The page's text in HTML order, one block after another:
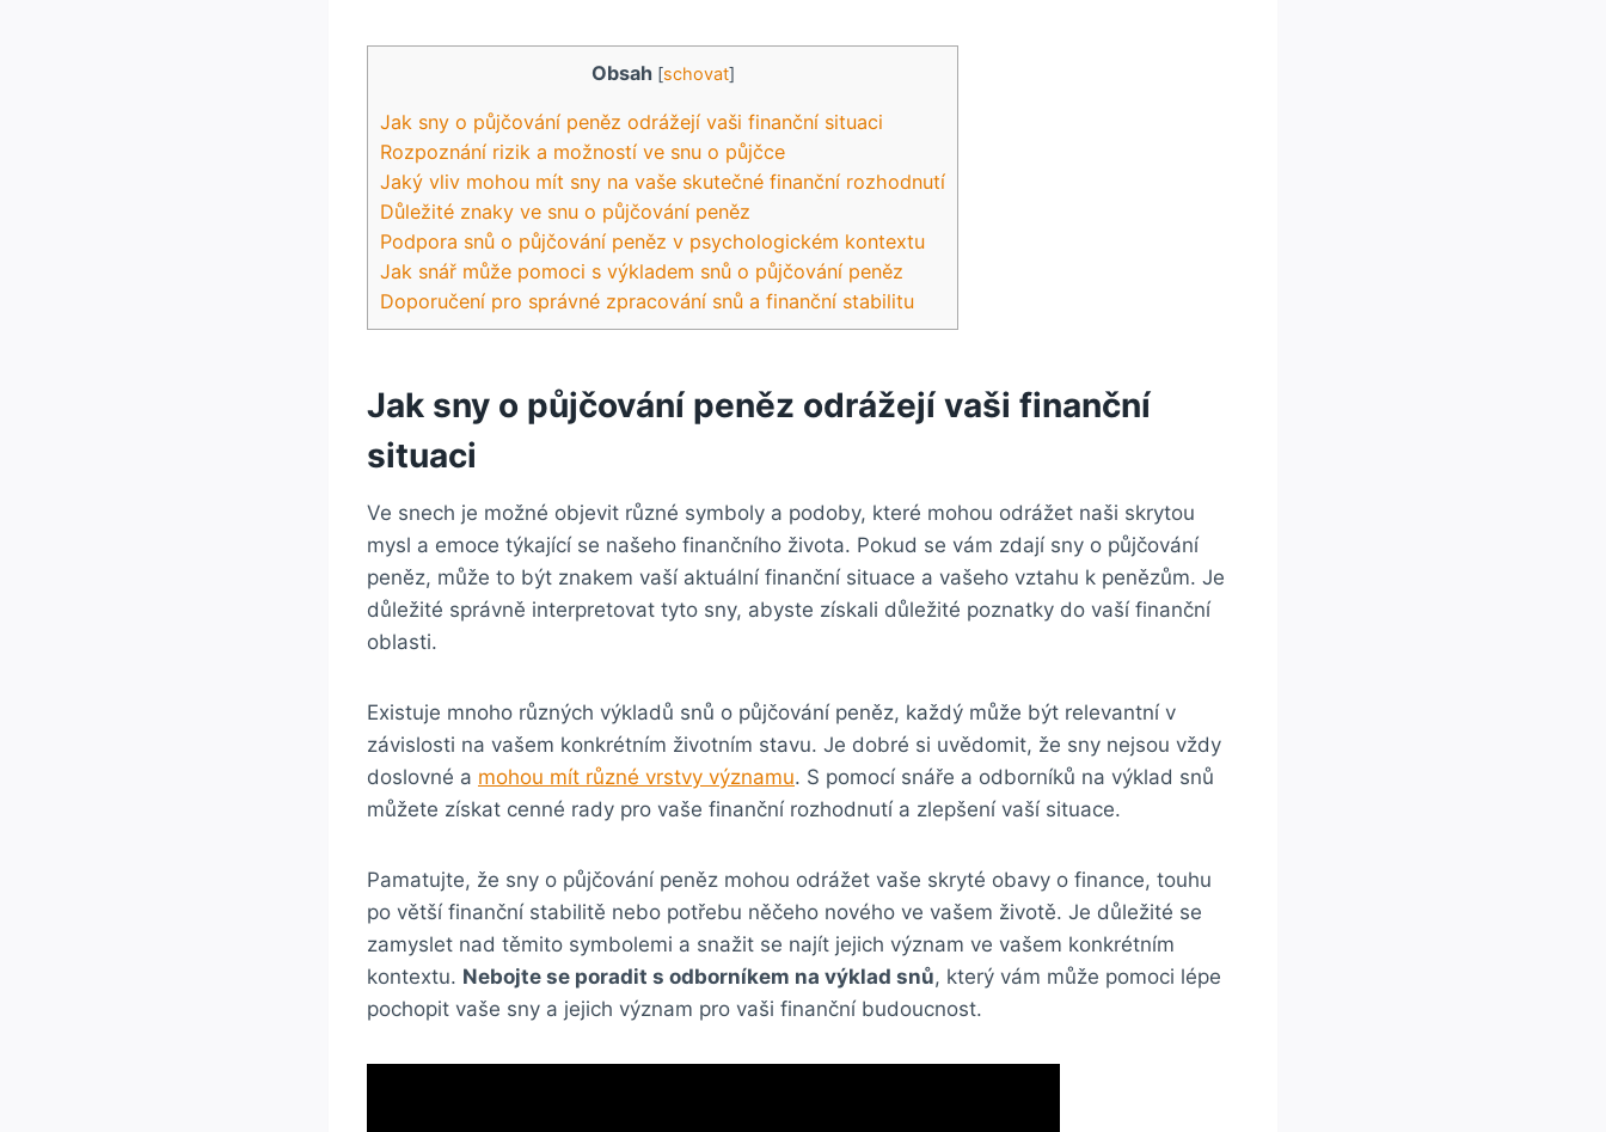
Obsah [schovat]
Jak sny o půjčování peněz odrážejí vaši finanční situaci
Rozpoznání rizik a možností ve snu o půjčce
Jaký vliv mohou mít sny na vaše skutečné finanční rozhodnutí
Důležité znaky ve snu o půjčování peněz
Podpora snů o půjčování peněz v psychologickém kontextu
Jak snář může pomoci s výkladem snů o půjčování peněz
Doporučení pro správné zpracování snů a finanční stabilitu
Jak sny o půjčování peněz odrážejí vaši finanční
situaci
Ve snech je možné objevit různé symboly a podoby, které mohou odrážet naši skrytou
mysl a emoce týkající se našeho finančního života. Pokud se vám zdají sny o půjčování
peněz, může to být znakem vaší aktuální finanční situace a vašeho vztahu k penězům. Je
důležité správně interpretovat tyto sny, abyste získali důležité poznatky do vaší finanční
oblasti.
Existuje mnoho různých výkladů snů o půjčování peněz, každý může být relevantní v
závislosti na vašem konkrétním životním stavu. Je dobré si uvědomit, že sny nejsou vždy
doslovné a mohou mít různé vrstvy významu. S pomocí snáře a odborníků na výklad snů
můžete získat cenné rady pro vaše finanční rozhodnutí a zlepšení vaší situace.
Pamatujte, že sny o půjčování peněz mohou odrážet vaše skryté obavy o finance, touhu
po větší finanční stabilitě nebo potřebu něčeho nového ve vašem životě. Je důležité se
zamyslet nad těmito symbolemi a snažit se najít jejich význam ve vašem konkrétním
kontextu. Nebojte se poradit s odborníkem na výklad snů, který vám může pomoci lépe
pochopit vaše sny a jejich význam pro vaši finanční budoucnost.